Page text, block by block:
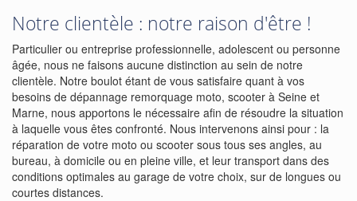
Notre clientèle : notre raison d'être !
Particulier ou entreprise professionnelle, adolescent ou personne
âgée, nous ne faisons aucune distinction au sein de notre
clientèle. Notre boulot étant de vous satisfaire quant à vos
besoins de dépannage remorquage moto, scooter à Seine et
Marne, nous apportons le nécessaire afin de résoudre la situation
à laquelle vous êtes confronté. Nous intervenons ainsi pour : la
réparation de votre moto ou scooter sous tous ses angles, au
bureau, à domicile ou en pleine ville, et leur transport dans des
conditions optimales au garage de votre choix, sur de longues ou
courtes distances.